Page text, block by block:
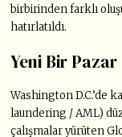
birbirinden farklı
hatırlatıldı.
Yeni Bir Pazar
Washington D.C.’de
laundering / AML)
çalışmalar yürüten